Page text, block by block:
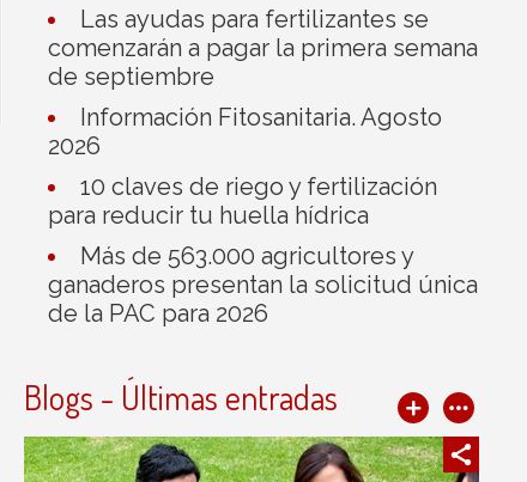
Las ayudas para fertilizantes se
comenzarán a pagar la primera semana
de septiembre
Información Fitosanitaria. Agosto
2026
10 claves de riego y fertilización
para reducir tu huella hídrica
Más de 563.000 agricultores y
ganaderos presentan la solicitud única
de la PAC para 2026
Blogs - Últimas entradas